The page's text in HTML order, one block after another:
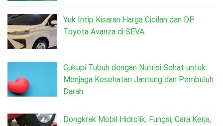
Yuk Intip Kisaran Harga Cicilan dan DP
Toyota Avanza di SEVA
Cukupi Tubuh dengan Nutrisi Sehat untuk
Menjaga Kesehatan Jantung dan Pembuluh
Darah
Dongkrak Mobil Hidrolik, Fungsi, Cara Kerja,